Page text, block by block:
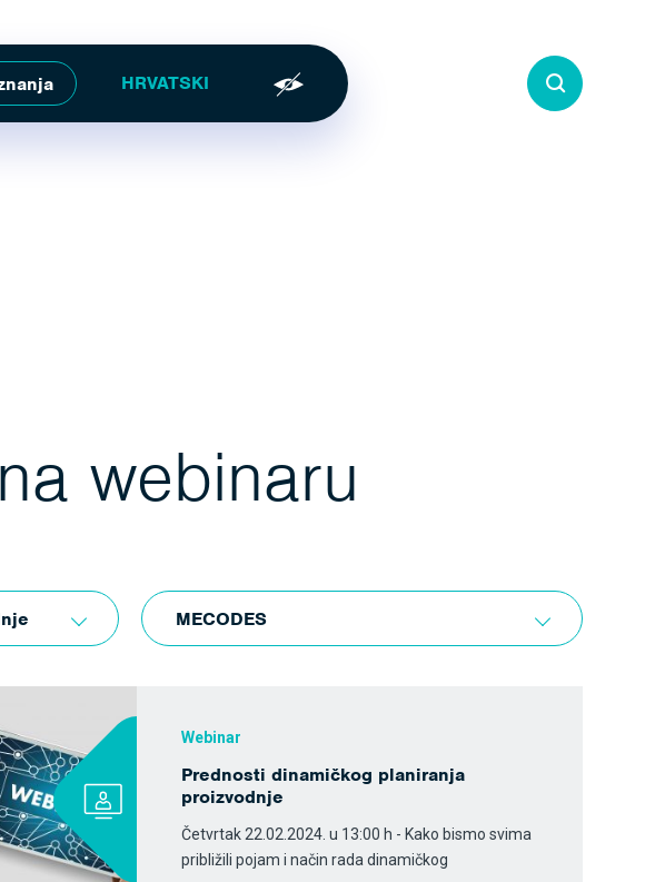
na webinaru
MECODES
Webinar
Prednosti dinamičkog planiranja
proizvodnje
Četvrtak 22.02.2024. u 13:00 h - Kako bismo svima
približili pojam i način rada dinamičkog